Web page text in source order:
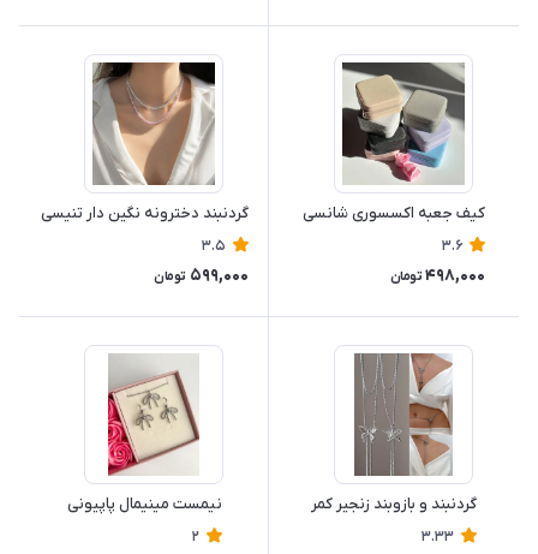
کیف جعبه اکسسوری شانسی
3.6
498,000 تومان
گردنبند دخترونه نگین دار تنیسی
3.5
599,000 تومان
گردنبند و بازوبند زنجیر کمر
3.33
نیمست مینیمال پاپیونی
2